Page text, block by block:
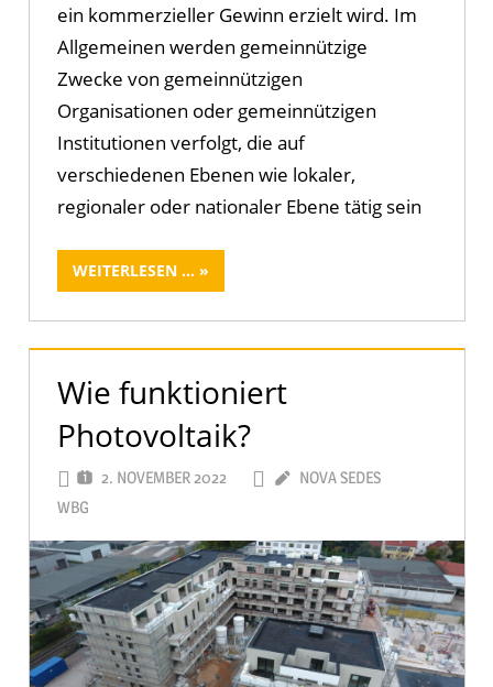
ein kommerzieller Gewinn erzielt wird. Im
Allgemeinen werden gemeinnützige
Zwecke von gemeinnützigen
Organisationen oder gemeinnützigen
Institutionen verfolgt, die auf
verschiedenen Ebenen wie lokaler,
regionaler oder nationaler Ebene tätig sein
WEITERLESEN ...
Wie funktioniert
Photovoltaik?
2. NOVEMBER 2022
NOVA SEDES
WBG